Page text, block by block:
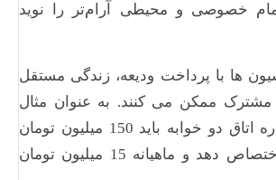
خصوصی و محیطی آرام‌تر را نوید
ها با پرداخت ودیعه، زندگی مستقل
ممکن می کنند. به عنوان مثال
متقاضی برای اجاره اتاق دو خوابه باید 150 میلیون تومان
به عنوان ودیعه اختصاص دهد و ماهیانه 15 میلیون تومان